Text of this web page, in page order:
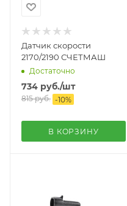
Датчик скорости
2170/2190 СЧЕТМАШ
Достаточно
734 руб./шт
815руб. -10%
В КОРЗИНУ